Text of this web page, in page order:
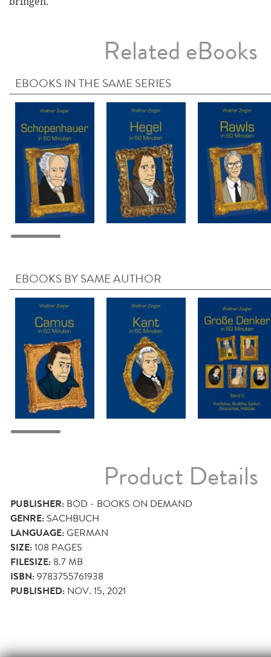
Related eBooks
EBOOKS IN THE SAME SERIES
EBOOKS BY SAME AUTHOR
Product Details
PUBLISHER: BOD - BOOKS ON DEMAND
GENRE: SACHBUCH
LANGUAGE:GERMAN
SIZE:108 PAGES
FILESIZE: 8.7 MB
ISBN:9783755761938
PUBLISHED: NOV. 15, 2021